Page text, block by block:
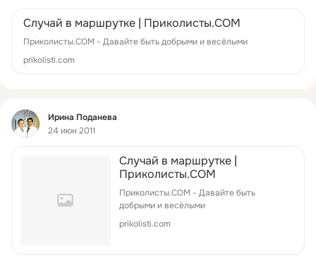
Случай в маршрутке | Приколисты.COM
Приколисты.COM - Давайте быть добрыми и весёлыми
prikolisti.com
Фид
Ирина Поданева
24 июн 2011
Случай в маршрутке |
Приколисты.COM
Приколисты.COM - Давайте быть
добрыми и весёлыми
prikolisti.com